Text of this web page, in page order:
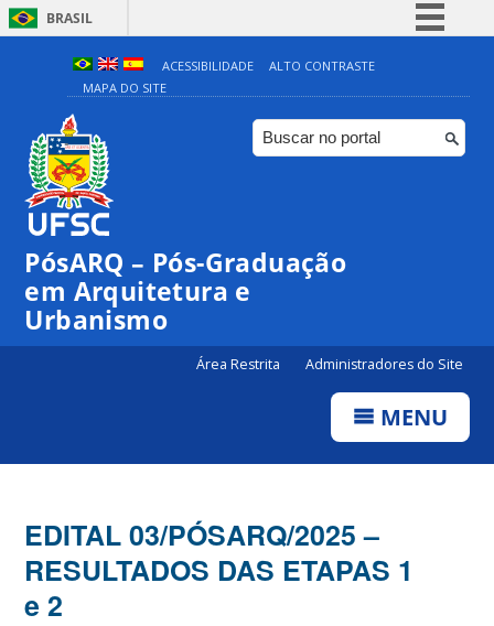
BRASIL
Simplifique!
Comunica BR
Participe
ACESSIBILIDADE
ALTO CONTRASTE
MAPA DO SITE
PósARQ – Pós-Graduação
em Arquitetura e
Urbanismo
Área Restrita Administradores do Site
MENU
EDITAL 03/PÓSARQ/2025 –
RESULTADOS DAS ETAPAS 1
e 2